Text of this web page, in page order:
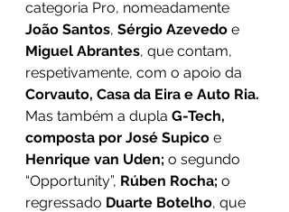
categoria Pro, nomeadamente
João Santos, Sérgio Azevedo e
Miguel Abrantes, que contam,
respetivamente, com o apoio da
Corvauto, Casa da Eira e Auto Ria.
Mas também a dupla G-Tech,
composta por José Supico e
Henrique van Uden; o segundo
“Opportunity”, Rúben Rocha; o
regressado Duarte Botelho, que